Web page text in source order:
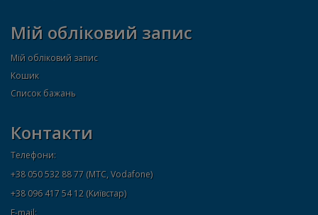
Мій обліковий запис
Мій обліковий запис
Кошик
Список бажань
Контакти
Телефони:
+38 050 532 88 77 (МТС, Vodafone)
+38 096 417 54 12 (Київстар)
E-mail: